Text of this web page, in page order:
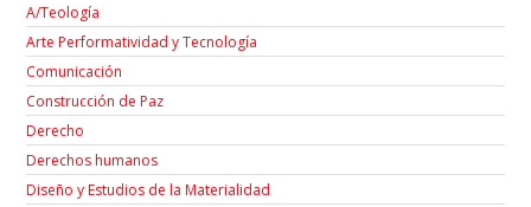
A/Teología
Arte Performatividad y Tecnología
Comunicación
Construcción de Paz
Derecho
Derechos humanos
Diseño y Estudios de la Materialidad